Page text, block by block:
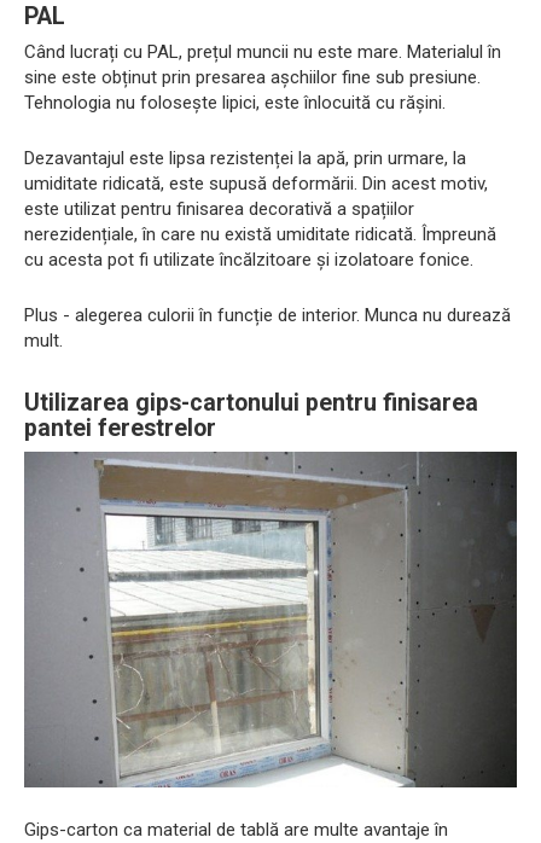
PAL
Când lucrați cu PAL, prețul muncii nu este mare. Materialul în
sine este obținut prin presarea așchiilor fine sub presiune.
Tehnologia nu folosește lipici, este înlocuită cu rășini.
Dezavantajul este lipsa rezistenței la apă, prin urmare, la
umiditate ridicată, este supusă deformării. Din acest motiv,
este utilizat pentru finisarea decorativă a spațiilor
nerezidențiale, în care nu există umiditate ridicată. Împreună
cu acesta pot fi utilizate încălzitoare și izolatoare fonice.
Plus - alegerea culorii în funcție de interior. Munca nu durează
mult.
Utilizarea gips-cartonului pentru finisarea
pantei ferestrelor
Gips-carton ca material de tablă are multe avantaje în